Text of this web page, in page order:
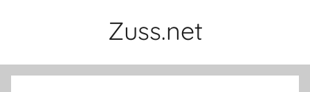
Zuss.net